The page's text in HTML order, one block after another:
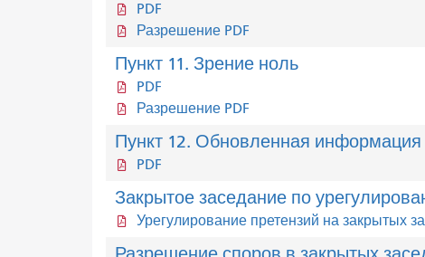
PDF
Разрешение PDF
Пункт 11. Зрение ноль
PDF
Разрешение PDF
Пункт 12. Обновленная информация
PDF
Закрытое заседание по
Урегулирование претензий на закрытых